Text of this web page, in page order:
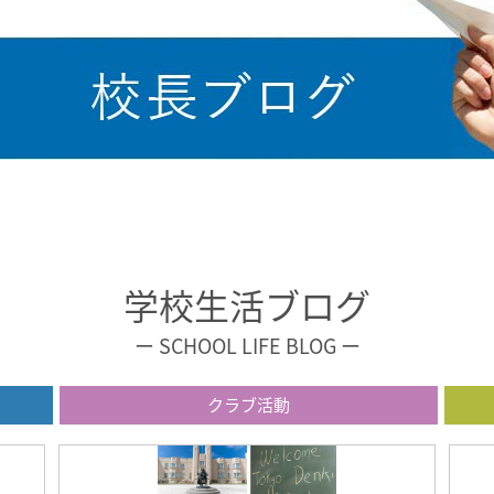
学校生活ブログ
ー SCHOOL LIFE BLOG ー
クラブ活動